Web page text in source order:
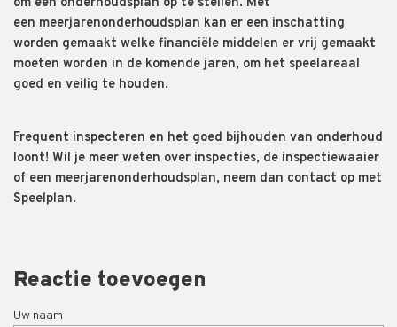
om een onderhoudsplan op te stellen. Met
een meerjarenonderhoudsplan kan er een inschatting
worden gemaakt welke financiële middelen er vrij gemaakt
moeten worden in de komende jaren, om het speelareaal
goed en veilig te houden.
Frequent inspecteren en het goed bijhouden van onderhoud
loont! Wil je meer weten over inspecties, de inspectiewaaier
of een meerjarenonderhoudsplan, neem dan contact op met
Speelplan.
Reactie toevoegen
Uw naam